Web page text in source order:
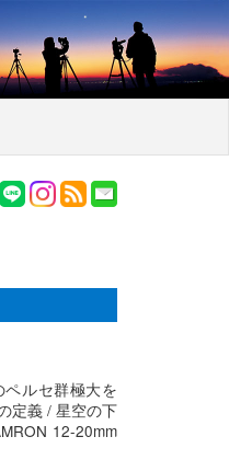
ペルセ群極大を
定義 / 星空の下
12-20mm